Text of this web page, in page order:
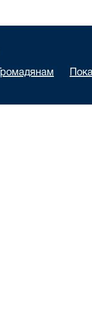
Громадянам